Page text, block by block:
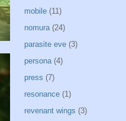
mobile (11)
nomura (24)
parasite eve (3)
persona (4)
press (7)
resonance (1)
revenant wings (3)